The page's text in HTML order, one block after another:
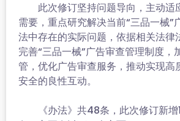
此次修订坚持问题导向，主动适
需要，重点研究解决当前“三品一械”
法中存在的实际问题，依据相关法律
完善“三品一械”广告审查管理制度，
管，优化广告审查服务，推动实现高
安全的良性互动。
《办法》共48条，此次修订新增